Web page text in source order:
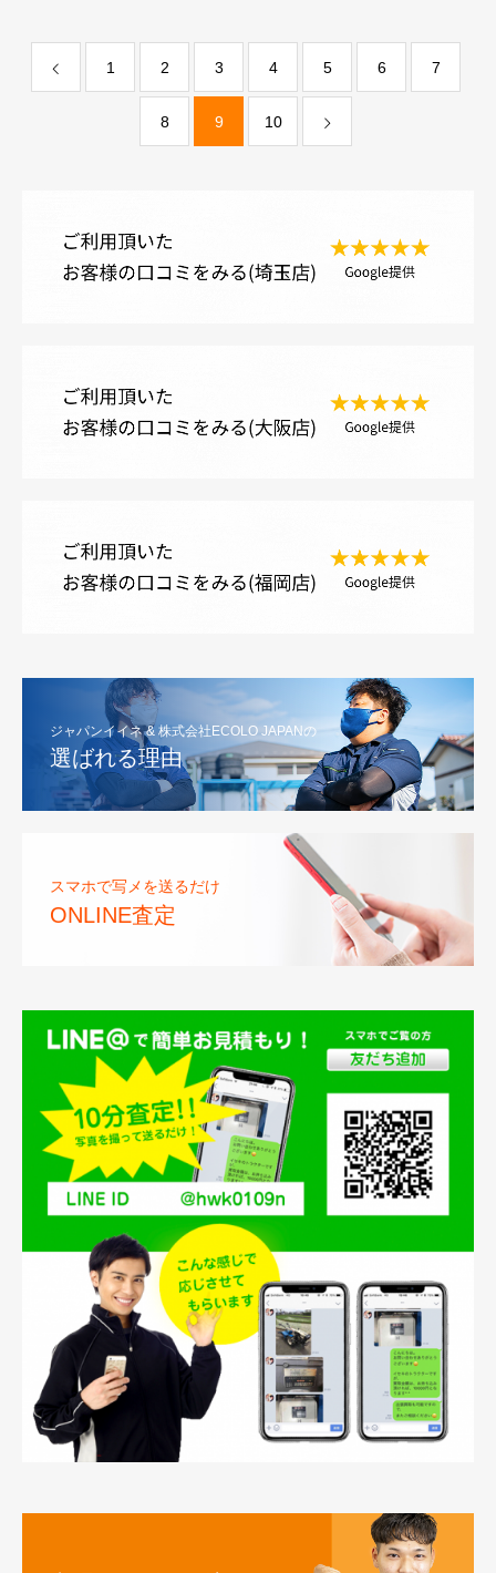
1 2 3 4 5 6 7
8 9 10
ジャパンイイネ & 株式会社ECOLO JAPANの
選ばれる理由
スマホで写メを送るだけ
ONLINE査定